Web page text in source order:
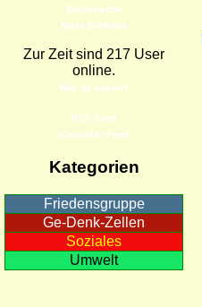
Detailsuche
Neue Einträge
Zur Zeit sind 217 User
online.
Wer ist online?
RSS-Feed
iCalendar-Feed
Kategorien
Friedensgruppe
Ge-Denk-Zellen
Soziales
Umwelt